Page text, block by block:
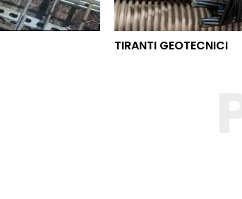
TIRANTI GEOTECNICI